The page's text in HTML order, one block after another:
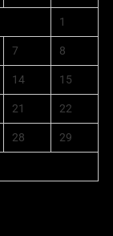
1
7 8
14 15
21 22
28 29